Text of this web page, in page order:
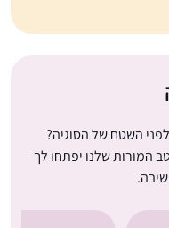
השטח של הסוגיה?
המורות שלנו יפתחו לך